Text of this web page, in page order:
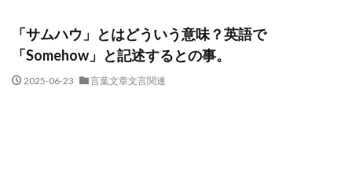
「サムハウ」とはどういう意味？英語で
「Somehow」と記述するとの事。
2025-06-23 言葉文章文言関連